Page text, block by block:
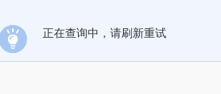
正在查询中，请刷新重试